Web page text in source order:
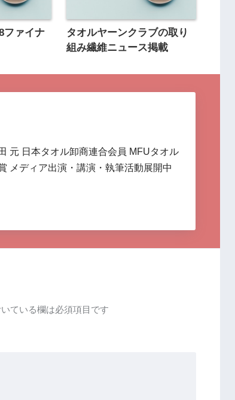
ファイナ
タオルヤーンクラブの取り
組み繊維ニュース掲載
元 日本タオル卸商連合会員 MFUタオル
メディア出演・講演・執筆活動展開中
ている欄は必須項目です